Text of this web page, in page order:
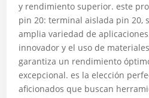
y rendimiento superior. este
pin 20: terminal aislada pin 20,
amplia variedad de
innovador y el uso de
garantiza un rendimiento
excepcional. es la elección
aficionados que buscan